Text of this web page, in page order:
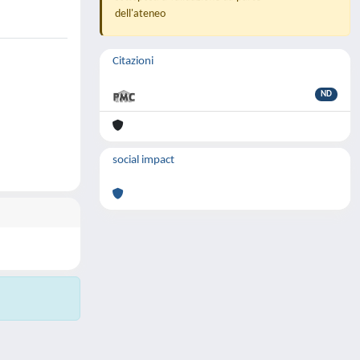
dell'ateneo
Citazioni
ND
social impact